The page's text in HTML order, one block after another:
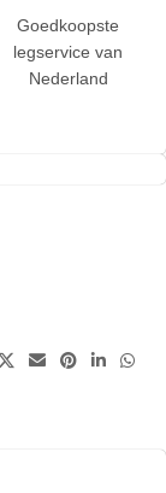
Goedkoopste
legservice van
Nederland